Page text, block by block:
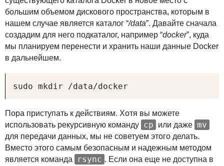
большим объемом дискового пространства, которым в
нашем случае является каталог “/data”. Давайте сначала
создадим для него подкаталог, например “docker”, куда
мы планируем перенести и хранить наши данные Docker
в дальнейшем.
sudo mkdir /data/docker
Пора приступать к действиям. Хотя вы можете
использовать рекурсивную команду cp или даже mv
для передачи данных, мы не советуем этого делать.
Вместо этого самым безопасным и надежным методом
является команда
rsync . Если она еще не доступна в